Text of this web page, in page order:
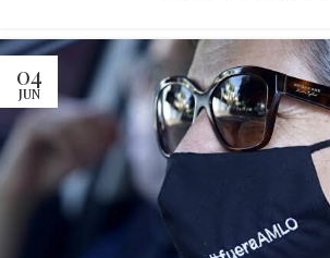
04
JUN